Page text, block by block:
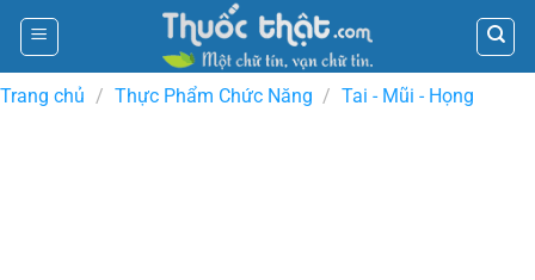
Skip
content
Trang chủ / Thực Phẩm Chức Năng / Tai - Mũi - Họng